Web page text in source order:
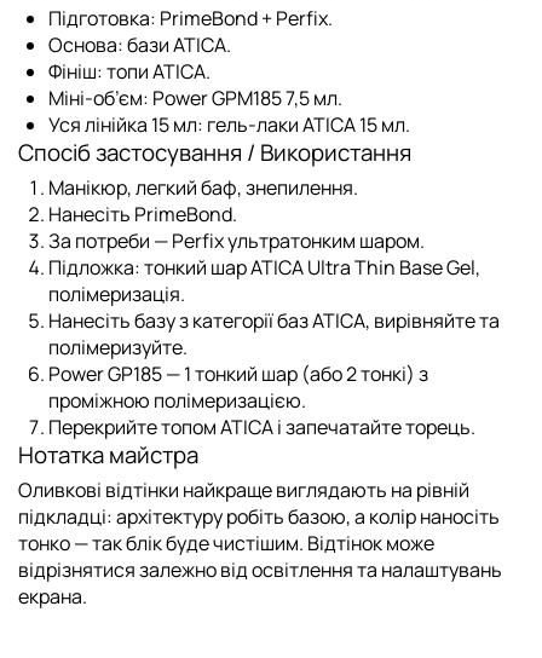
Підготовка: PrimeBond+Perfix.
Основа:бази ATICA.
Фініш:топи ATICA.
Міні-об’єм: Power GPM185 7,5 мл.
Уся лінійка 15 мл: гель-лаки ATICA 15 мл.
Спосіб застосування / Використання
Манікюр, легкий баф, знепилення.
Нанесіть PrimeBond.
За потреби —Perfixультратонким шаром.
Підложка:тонкий шарATICA Ultra Thin Base Gel,
полімеризація.
Нанесіть базу зкатегорії баз ATICA, вирівняйте та
полімеризуйте.
Power GP185 — 1 тонкий шар (або 2 тонкі) з
проміжною полімеризацією.
Перекрийтетопом ATICAі запечатайте торець.
Нотатка майстра
Оливкові відтінки найкраще виглядають на рівній
підкладці: архітектуру робіть базою, а колір наносіть
тонко — так блік буде чистішим. Відтінок може
відрізнятися залежно від освітлення та налаштувань
екрана.